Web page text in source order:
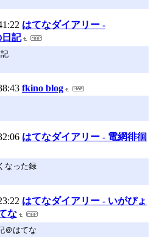
はてなダイアリー -
日記
fkino blog
はてなダイアリー - 電網徘徊
なった録
はてなダイアリー - いがぴょ
な
＠はてな